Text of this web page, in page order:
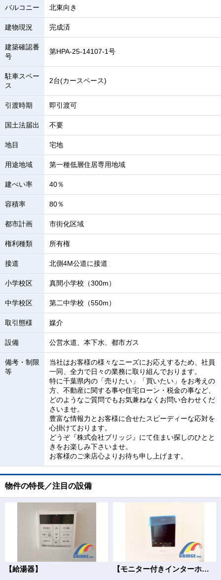
バルコニー 北東向き
建物現況 完成済
建築確認番
号
第HPA-25-14107-1号
駐車スペー
ス
2台(カースペース)
引渡時期 即引渡可
国土法届出 不要
地目 宅地
用途地域 第一種低層住居専用地域
建ぺい率 40％
容積率 80％
都市計画 市街化区域
権利種類 所有権
接道 北側4M公道に接道
小学校区 真間小学校（300m）
中学校区 第二中学校（550m）
取引態様 媒介
設備 公営水道、本下水、都市ガス
備考・制限
等
当社はお客様の様々なニーズにお応えするため、社員
一同、全力で日々の業務に取り組んでおります。
特に千葉県内の「売りたい」「買いたい」をお考えの
方、不動産に関する事や住宅ローン・税金の事など、
どのようなご質問でもお気兼ねなくお問い合わせくだ
さいませ。
豊富な情報力とお客様に合せたスピーディーな応対を
心掛けております。
どうぞ『株式会社ブリッジ』にて住まい探しのひとと
きをお楽しみ下さいませ。
お客様のご来店心よりお待ち申し上げます。
物件の特長／注目の設備
【給湯器】 【モニター付きインターホン】